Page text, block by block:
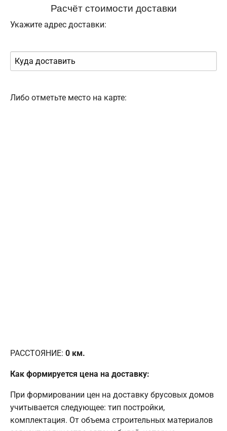
Расчёт стоимости доставки
Укажите адрес доставки:
Либо отметьте место на карте:
РАССТОЯНИЕ: 0 км.
Как формируется цена на доставку:
При формировании цен на доставку брусовых домов
учитывается следующее: тип постройки,
комплектация. От объема строительных материалов